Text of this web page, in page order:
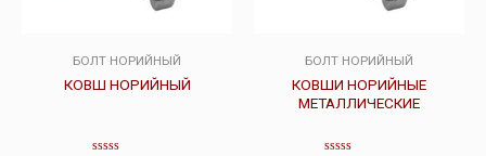
БОЛТ НОРИЙНЫЙ
КОВШ НОРИЙНЫЙ
БОЛТ НОРИЙНЫЙ
КОВШИ НОРИЙНЫЕ
МЕТАЛЛИЧЕСКИЕ